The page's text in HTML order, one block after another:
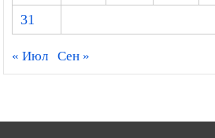
31
« Июл Сен »